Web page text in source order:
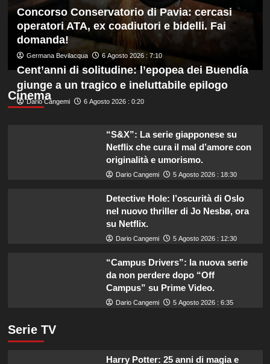
Concorso Conservatorio di Pavia: cercasi
operatori ATA, ex coadiutori e bidelli. Fai
domanda!
Germana Bevilacqua 6 Agosto 2026 : 7:10
Cinema
Cent’anni di solitudine: l’epopea dei Buendía
giunge a un tragico e ineluttabile epilogo
Dario Cangemi 6 Agosto 2026 : 0:20
“S&X”: La serie giapponese su
Netflix che cura il mal d’amore con
originalità e umorismo.
Dario Cangemi 5 Agosto 2026 : 18:30
Detective Hole: l’oscurità di Oslo
nel nuovo thriller di Jo Nesbø, ora
su Netflix.
Dario Cangemi 5 Agosto 2026 : 12:30
“Campus Drivers”: la nuova serie
da non perdere dopo “Off
Campus” su Prime Video.
Dario Cangemi 5 Agosto 2026 : 6:35
Serie TV
Harry Potter: 25 anni di magia e